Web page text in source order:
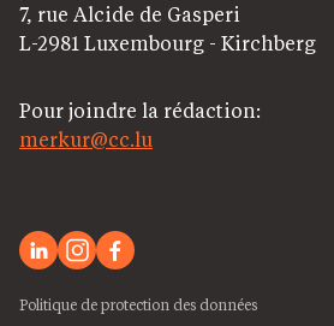
7, rue Alcide de Gasperi
L-2981 Luxembourg - Kirchberg
Pour joindre la rédaction:
merkur@cc.lu
Politique de protection des données